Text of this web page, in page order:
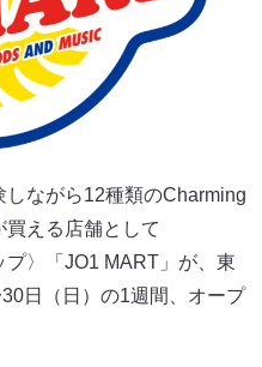
しながら12種類のCharming
える店舗として
プ〉「JO1 MART」が、東
日（日）の1週間、オープ